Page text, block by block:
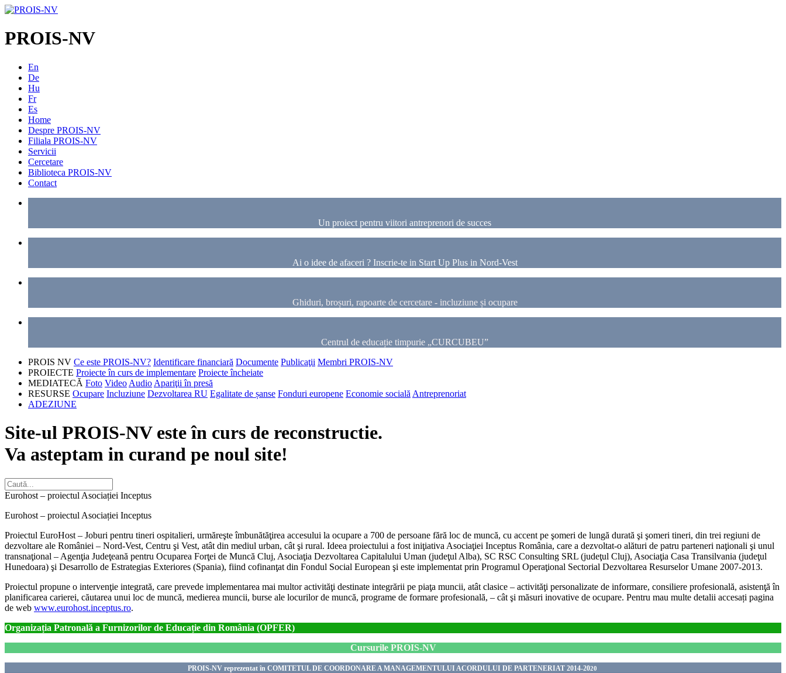
PROIS-NV
En
De
Hu
Fr
Es
Home
Despre PROIS-NV
Filiala PROIS-NV
Servicii
Cercetare
Biblioteca PROIS-NV
Contact
Un proiect pentru viitori antreprenori de succes
Ai o idee de afaceri ? Inscrie-te in Start Up Plus in Nord-Vest
Ghiduri, broșuri, rapoarte de cercetare - incluziune și ocupare
Centrul de educație timpurie „CURCUBEU”
PROIS NV Ce este PROIS-NV? Identificare financiară Documente Publicaţii Membri PROIS-NV
PROIECTE Proiecte în curs de implementare Proiecte încheiate
MEDIATECĂ Foto Video Audio Apariţii în presă
RESURSE Ocupare Incluziune Dezvoltarea RU Egalitate de șanse Fonduri europene Economie socială Antreprenoriat
ADEZIUNE
Site-ul PROIS-NV este în curs de reconstructie.
Va asteptam in curand pe noul site!
Eurohost – proiectul Asociației Inceptus
Eurohost – proiectul Asociației Inceptus
Proiectul EuroHost – Joburi pentru tineri ospitalieri, urmăreşte îmbunătăţirea accesului la ocupare a 700 de persoane fără loc de muncă, cu accent pe şomeri de lungă durată şi şomeri tineri, din trei regiuni de
dezvoltare ale României – Nord-Vest, Centru şi Vest, atât din mediul urban, cât şi rural. Ideea proiectului a fost iniţiativa Asociaţiei Inceptus România, care a dezvoltat-o alături de patru parteneri naţionali şi unul
transnaţional – Agenţia Judeţeană pentru Ocuparea Forţei de Muncă Cluj, Asociaţia Dezvoltarea Capitalului Uman (judeţul Alba), SC RSC Consulting SRL (judeţul Cluj), Asociaţia Casa Transilvania (judeţul
Hunedoara) şi Desarrollo de Estrategias Exteriores (Spania), fiind cofinanţat din Fondul Social European şi este implementat prin Programul Operaţional Sectorial Dezvoltarea Resurselor Umane 2007-2013.
Proiectul propune o intervenţie integrată, care prevede implementarea mai multor activităţi destinate integrării pe piaţa muncii, atât clasice – activităţi personalizate de informare, consiliere profesională, asistenţă în
planificarea carierei, căutarea unui loc de muncă, medierea muncii, burse ale locurilor de muncă, programe de formare profesională, – cât şi măsuri inovative de ocupare. Pentru mau multe detalii accesați pagina
de web www.eurohost.inceptus.ro.
Organizația Patronală a Furnizorilor de Educație din România (OPFER)
Cursurile PROIS-NV
PROIS-NV reprezentat în COMITETUL DE COORDONARE A MANAGEMENTULUI ACORDULUI DE PARTENERIAT 2014-2020